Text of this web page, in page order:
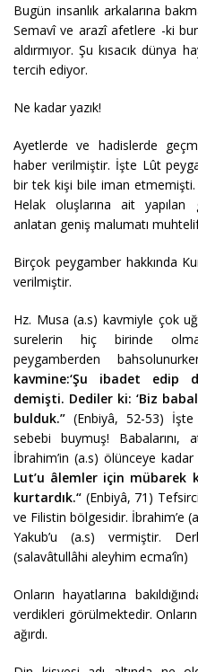
Bugün insanlık arkalarına
Semavî ve arazî afetlere -ki
aldırmıyor. Şu kısacık dünya
tercih ediyor.
Ne kadar yazık!
Ayetlerde ve hadislerde
haber verilmiştir. İşte Lût
bir tek kişi bile iman etmemişti.
Helak oluşlarına ait yapılan
anlatan geniş malumatı
Birçok peygamber hakkında
verilmiştir.
Hz. Musa (a.s) kavmiyle çok
surelerin hiç birinde
peygamberden
kavmine:‘Şu ibadet edip
demişti. Dediler ki: ‘Biz
bulduk.” (Enbiyâ, 52-53)
sebebi buymuş! Babalarını,
İbrahim’in (a.s) ölünceye
Lut’u âlemler için mübarek
kurtardık.“ (Enbiyâ, 71)
ve Filistin bölgesidir. İbrahim’e
Yakub’u (a.s) vermiştir.
(salavâtullâhi aleyhim ecma‘în)
Onların hayatlarına
verdikleri görülmektedir.
ağırdı.